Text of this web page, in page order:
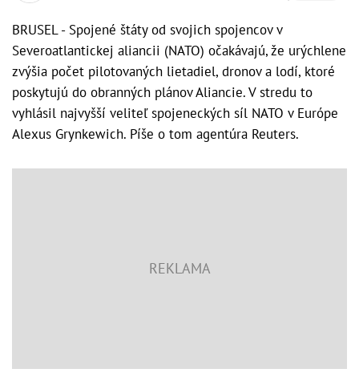
BRUSEL - Spojené štáty od svojich spojencov v
Severoatlantickej aliancii (NATO) očakávajú, že urýchlene
zvýšia počet pilotovaných lietadiel, dronov a lodí, ktoré
poskytujú do obranných plánov Aliancie. V stredu to
vyhlásil najvyšší veliteľ spojeneckých síl NATO v Európe
Alexus Grynkewich. Píše o tom agentúra Reuters.